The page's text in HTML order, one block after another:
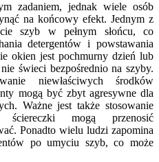
zadaniem, jednak wiele osób
na końcowy efekt. Jednym z
szyb w pełnym słońcu, co
detergentów i powstawania
okien jest pochmurny dzień lub
świeci bezpośrednio na szyby.
niewłaściwych środków
mogą być zbyt agresywne dla
Ważne jest także stosowanie
ściereczki mogą przenosić
Ponadto wielu ludzi zapomina
po umyciu szyb, co może